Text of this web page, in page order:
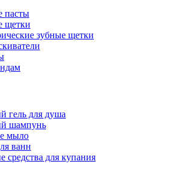
пасты
щетки
зубные щетки
гель для душа
шампунь
мыло
ванн
средства для купания